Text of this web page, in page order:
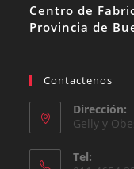
Centro de
Provincia de
Contactenos
Dirección:
Gelly y
Tel: